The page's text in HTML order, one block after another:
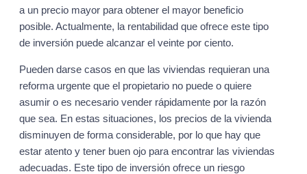
a un precio mayor para obtener el mayor beneficio
posible. Actualmente, la rentabilidad que ofrece este tipo
de inversión puede alcanzar el veinte por ciento.
Pueden darse casos en que las viviendas requieran una
reforma urgente que el propietario no puede o quiere
asumir o es necesario vender rápidamente por la razón
que sea. En estas situaciones, los precios de la vivienda
disminuyen de forma considerable, por lo que hay que
estar atento y tener buen ojo para encontrar las viviendas
adecuadas. Este tipo de inversión ofrece un riesgo